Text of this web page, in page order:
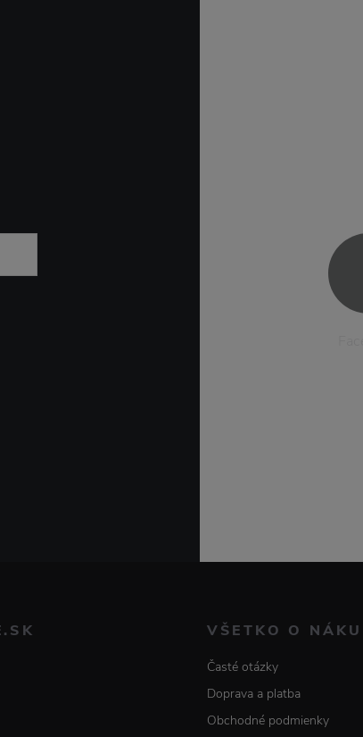
VŠETKO O
Časté otázky
Doprava a platba
Obchodné podmienky